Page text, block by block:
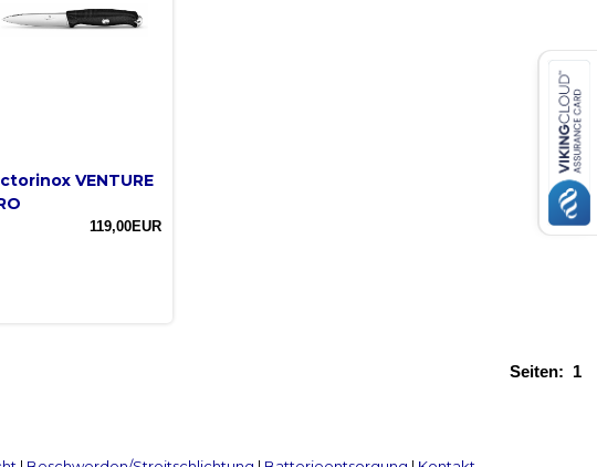
VENTURE
119,00EUR
Seiten: 1